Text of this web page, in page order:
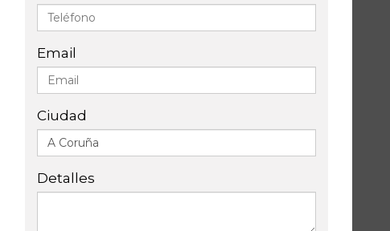
Email
Ciudad
Detalles